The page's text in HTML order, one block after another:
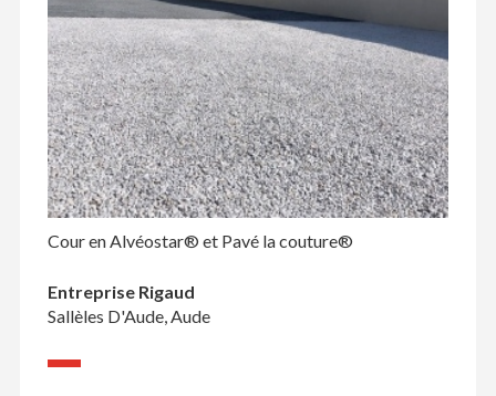
Cour en Alvéostar® et Pavé la couture®
Entreprise Rigaud
Sallèles D'Aude, Aude